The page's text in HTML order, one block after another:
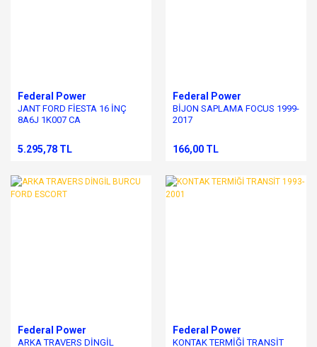
Federal Power
JANT FORD FİESTA 16 İNÇ
8A6J 1K007 CA
5.295,78 TL
Federal Power
BİJON SAPLAMA FOCUS 1999-
2017
166,00 TL
Federal Power
ARKA TRAVERS DİNGİL
Federal Power
KONTAK TERMİĞİ TRANSİT